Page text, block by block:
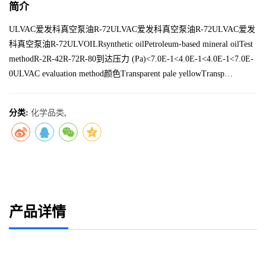
简介
ULVAC爱发科真空泵油R-72ULVAC爱发科真空泵油R-72ULVAC爱发
科真空泵油R-72ULVOILRsynthetic oilPetroleum-based mineral oilTest
methodR-2R-42R-72R-80到达压力 (Pa)<7.0E-1<4.0E-1<4.0E-1<7.0E-
0ULVAC evaluation method颜色Transparent pale yellowTransp…
分类: 化学品类
产品详情